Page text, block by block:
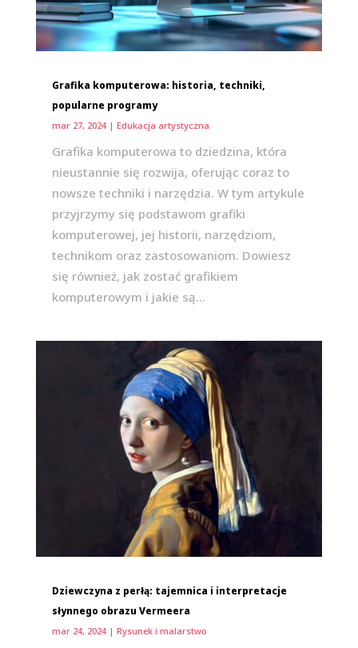
Grafika komputerowa: historia, techniki,
popularne programy
mar 27, 2024| Edukacja artystyczna
Grafika komputerowa to dziedzina, która
nieustannie się rozwija, oferując coraz to
nowsze techniki i narzędzia. W tym artykule
przyjrzymy się podstawom grafiki
komputerowej, jej historii, narzędziom,
technikom oraz zastosowaniom. Dowiesz
się również, jak zostać grafikiem
komputerowym i jakie są...
Dziewczyna z perłą: tajemnica i interpretacje
słynnego obrazu Vermeera
mar 24, 2024| Rysunek i malarstwo